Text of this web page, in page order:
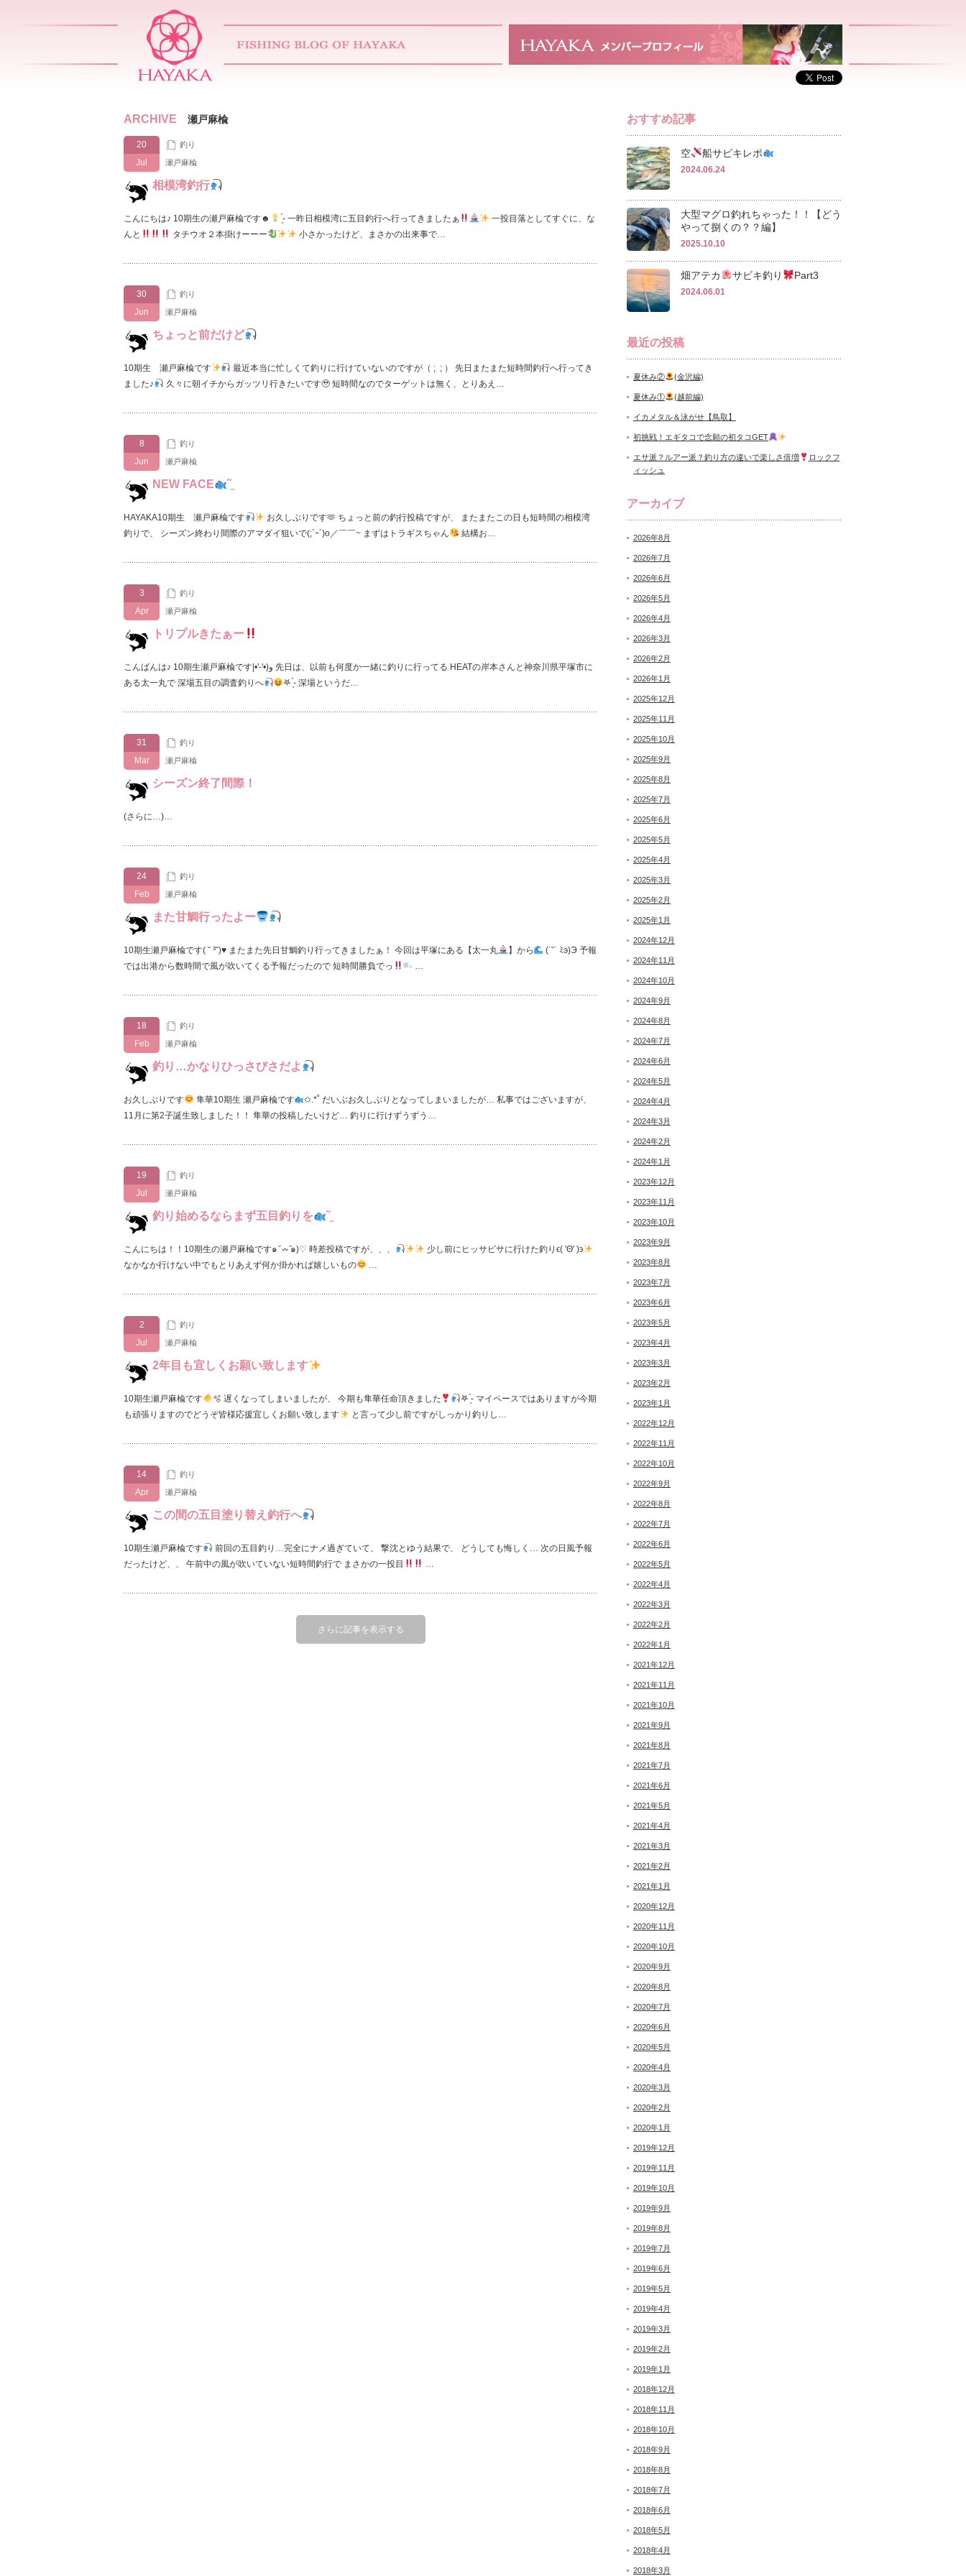
ARCHIVE 瀬戸麻楡
20
Jul
釣り
瀬戸麻楡
相模湾釣行
こんにちは♪ 10期生の瀬戸麻楡です☻ ̖́-‬ 一昨日相模湾に五目釣行へ行ってきましたぁ
一投目落としてすぐに、な
んと
タチウオ２本掛けーーー 小さかったけど、まさかの出来事で…
30
Jun
釣り
瀬戸麻楡
ちょっと前だけど
10期生 瀬戸麻楡です
最近本当に忙しくて釣りに行けていないのですが（ ; ; ） 先日またまた短時間釣行へ行ってき
ました♪
久々に朝イチからガッツリ行きたいです🥹 短時間なのでターゲットは無く、とりあえ…
8
Jun
釣り
瀬戸麻楡
NEW FACE ‪˜˷
HAYAKA10期生 瀬戸麻楡です
お久しぶりです🫶 ちょっと前の釣行投稿ですが、 またまたこの日も短時間の相模湾
釣りで、 シーズン終わり間際のアマダイ狙いで(;`ｰ´)o／￣￣~ まずはトラギスちゃん
結構お…
3
Apr
釣り
瀬戸麻楡
トリプルきたぁー
こんばんは♪ 10期生瀬戸麻楡です‎|•'-'•)و 先日は、以前も何度か一緒に釣りに行ってる HEATの岸本さんと神奈川県平塚市に
‎𖤐 ̖́-‬ 深場というだ…
31
Mar
釣り
瀬戸麻楡
シーズン終了間際！
(さらに…)…
24
Feb
釣り
瀬戸麻楡
また甘鯛行ったよー
10期生瀬戸麻楡です( ˘ ³˘)♥ またまた先日甘鯛釣り行ってきましたぁ！ 今回は平塚にある【太一丸 】から
(˙˘˙ ﾐэ)Э 予報
では出港から数時間で風が吹いてくる予報だったので 短時間勝負でっ
…
18
Feb
釣り
瀬戸麻楡
釣り…かなりひっさびさだよ‪
お久しぶりです 隼華10期生 瀬戸麻楡です
✩.*˚ だいぶお久しぶりとなってしまいましたが… 私事ではございますが、
11月に第2子誕生致しました！！ 隼華の投稿したいけど… 釣りに行けずうずう…
19
Jul
釣り
瀬戸麻楡
釣り始めるならまず五目釣りを ‪˜˷
こんにちは！！10期生の瀬戸麻楡です๑ ᷇ 𖥦 ᷆๑)♡ 時差投稿ですが、、、
少し前にヒッサビサに行けた釣りϵ( 'Θ' )϶
なかなか行けない中でもとりあえず何か掛かれば嬉しいもの
…
2
Jul
釣り
瀬戸麻楡
2年目も宜しくお願い致します
10期生瀬戸麻楡です 🫧‪ 遅くなってしまいましたが、 今期も隼華任命頂きました
‬‎𖤐 ̖́-‬ マイペースではありますが今期
も頑張りますのでどうぞ皆様応援宜しくお願い致します
と言って少し前ですがしっかり釣りし…
14
Apr
釣り
瀬戸麻楡
この間の五目塗り替え釣行へ
10期生瀬戸麻楡です
前回の五目釣り…完全にナメ過ぎていて、 撃沈とゆう結果で、 どうしても悔しく… 次の日風予報
だったけど、、 午前中の風が吹いていない短時間釣行で まさかの一投目
…
さらに記事を表示する
おすすめ記事
空 船サビキレポ
2024.06.24
大型マグロ釣れちゃった！！【どう
やって捌くの？？編】
2025.10.10
畑アテカ サビキ釣り Part3
2024.06.01
最近の投稿
夏休み② (金沢編)
夏休み① (越前編)
イカメタル＆泳がせ【鳥取】
初挑戦！エギタコで念願の初タコGET
エサ派？ルアー派？釣り方の違いで楽しさ倍増
ロックフ
ィッシュ
アーカイブ
2026年8月
2026年7月
2026年6月
2026年5月
2026年4月
2026年3月
2026年2月
2026年1月
2025年12月
2025年11月
2025年10月
2025年9月
2025年8月
2025年7月
2025年6月
2025年5月
2025年4月
2025年3月
2025年2月
2025年1月
2024年12月
2024年11月
2024年10月
2024年9月
2024年8月
2024年7月
2024年6月
2024年5月
2024年4月
2024年3月
2024年2月
2024年1月
2023年12月
2023年11月
2023年10月
2023年9月
2023年8月
2023年7月
2023年6月
2023年5月
2023年4月
2023年3月
2023年2月
2023年1月
2022年12月
2022年11月
2022年10月
2022年9月
2022年8月
2022年7月
2022年6月
2022年5月
2022年4月
2022年3月
2022年2月
2022年1月
2021年12月
2021年11月
2021年10月
2021年9月
2021年8月
2021年7月
2021年6月
2021年5月
2021年4月
2021年3月
2021年2月
2021年1月
2020年12月
2020年11月
2020年10月
2020年9月
2020年8月
2020年7月
2020年6月
2020年5月
2020年4月
2020年3月
2020年2月
2020年1月
2019年12月
2019年11月
2019年10月
2019年9月
2019年8月
2019年7月
2019年6月
2019年5月
2019年4月
2019年3月
2019年2月
2019年1月
2018年12月
2018年11月
2018年10月
2018年9月
2018年8月
2018年7月
2018年6月
2018年5月
2018年4月
2018年3月